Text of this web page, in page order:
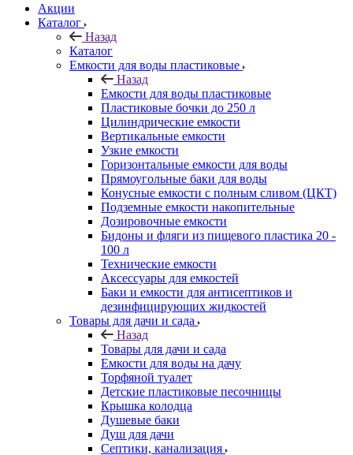
Акции
Каталог
Назад
Каталог
Емкости для воды пластиковые
Назад
Емкости для воды пластиковые
Пластиковые бочки до 250 л
Цилиндрические емкости
Вертикальные емкости
Узкие емкости
Горизонтальные емкости для воды
Прямоугольные баки для воды
Конусные емкости с полным сливом (ЦКТ)
Подземные емкости накопительные
Дозировочные емкости
Бидоны и фляги из пищевого пластика 20 -
100 л
Технические емкости
Аксессуары для емкостей
Баки и емкости для антисептиков и
дезинфицирующих жидкостей
Товары для дачи и сада
Назад
Товары для дачи и сада
Емкости для воды на дачу
Торфяной туалет
Детские пластиковые песочницы
Крышка колодца
Душевые баки
Душ для дачи
Септики, канализация